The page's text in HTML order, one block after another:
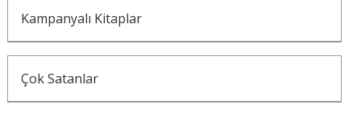
Kampanyalı Kitaplar
Çok Satanlar